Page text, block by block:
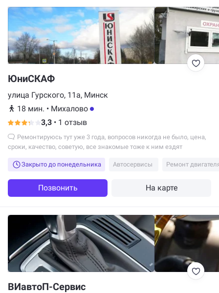
ЮниСКАФ
улица Гурского, 11а, Минск
18 мин. • Михалово
3,3 • 1 отзыв
сроки, качество, советую, все знакомые тоже к ним ездят
Закрыто до понедельника Автосервисы Ремонт
Позвонить На карте
ВИавтоП-Сервис